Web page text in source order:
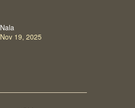
Nala
Nov 19, 2025